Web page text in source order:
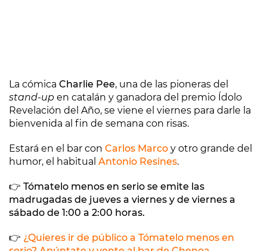
La cómica Charlie Pee, una de las pioneras del
stand-up en catalán y ganadora del premio Ídolo
Revelación del Año, se viene el viernes para darle la
bienvenida al fin de semana con risas.
Estará en el bar con Carlos Marco y otro grande del
humor, el habitual Antonio Resines.
👉 Tómatelo menos en serio se emite las
madrugadas de jueves a viernes y de viernes a
sábado de 1:00 a 2:00 horas.
👉 ¿Quieres ir de público a Tómatelo menos en